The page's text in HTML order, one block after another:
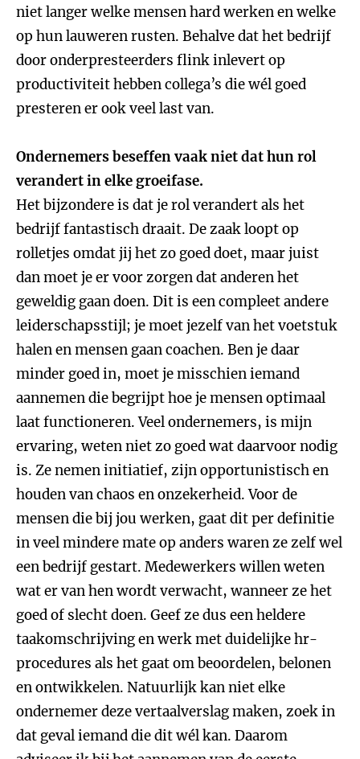
niet langer welke mensen hard werken en welke
op hun lauweren rusten. Behalve dat het bedrijf
door onderpresteerders flink inlevert op
productiviteit hebben collega’s die wél goed
presteren er ook veel last van.
Ondernemers beseffen vaak niet dat hun rol
verandert in elke groeifase.
Het bijzondere is dat je rol verandert als het
bedrijf fantastisch draait. De zaak loopt op
rolletjes omdat jij het zo goed doet, maar juist
dan moet je er voor zorgen dat anderen het
geweldig gaan doen. Dit is een compleet andere
leiderschapsstijl; je moet jezelf van het voetstuk
halen en mensen gaan coachen. Ben je daar
minder goed in, moet je misschien iemand
aannemen die begrijpt hoe je mensen optimaal
laat functioneren. Veel ondernemers, is mijn
ervaring, weten niet zo goed wat daarvoor nodig
is. Ze nemen initiatief, zijn opportunistisch en
houden van chaos en onzekerheid. Voor de
mensen die bij jou werken, gaat dit per definitie
in veel mindere mate op anders waren ze zelf wel
een bedrijf gestart. Medewerkers willen weten
wat er van hen wordt verwacht, wanneer ze het
goed of slecht doen. Geef ze dus een heldere
taakomschrijving en werk met duidelijke hr-
procedures als het gaat om beoordelen, belonen
en ontwikkelen. Natuurlijk kan niet elke
ondernemer deze vertaalverslag maken, zoek in
dat geval iemand die dit wél kan. Daarom